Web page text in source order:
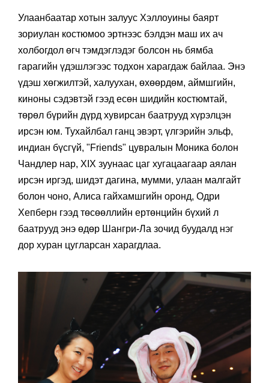
Улаанбаатар хотын залуус Хэллоуины баярт
зориулан костюмоо эртнээс бэлдэн маш их ач
холбогдол өгч тэмдэглэдэг болсон нь бямба
гарагийн үдэшлэгээс тодхон харагдаж байлаа. Энэ
үдэш хөгжилтэй, халуухан, өхөөрдөм, аймшгийн,
киноны сэдэвтэй гээд есөн шидийн костюмтай,
төрөл бүрийн дүрд хувирсан баатрууд хүрэлцэн
ирсэн юм. Тухайлбал ганц эвэрт, үлгэрийн эльф,
индиан бүсгүй, "Friends" цувралын Моника болон
Чандлер нар, ХIX зуунаас цаг хугацаагаар аялан
ирсэн иргэд, шидэт дагина, мумми, улаан малгайт
болон чоно, Алиса гайхамшгийн оронд, Одри
Хепберн гээд төсөөллийн ертөнцийн бүхий л
баатрууд энэ өдөр Шангри-Ла зочид буудалд нэг
дор хуран цугларсан харагдлаа.